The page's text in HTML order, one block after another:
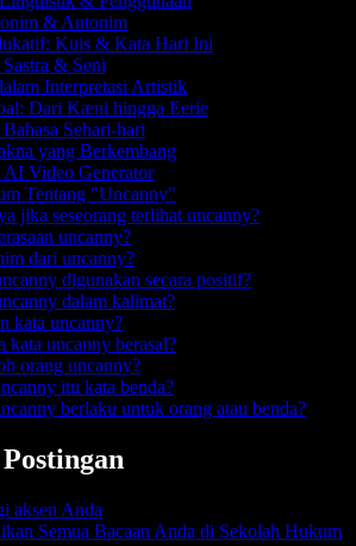
& Antonim
Kuis & Kata Hari Ini
& Seni
Interpretasi Artistik
Dari Kæni hingga Eerie
Sehari-hari
yang Berkembang
AI Video Generator
Tentang "Uncanny"
jika seseorang terlihat uncanny?
uncanny?
dari uncanny?
digunakan secara positif?
dalam kalimat?
kata uncanny?
kata uncanny berasal?
orang uncanny?
itu kata benda?
berlaku untuk orang atau benda?
aksen Anda
Semua Bacaan Anda di Sekolah Hukum